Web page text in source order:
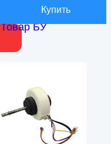
Товар БУ